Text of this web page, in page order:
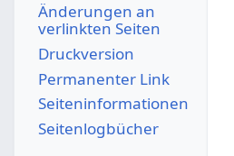
Änderungen an
verlinkten Seiten
Druckversion
Permanenter Link
Seiten­­informationen
Seitenlogbücher